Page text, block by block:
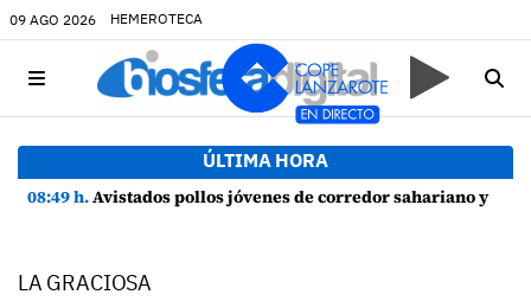
09 AGO 2026 HEMEROTECA
ÚLTIMA HORA
08:49 h.Avistados pollos jóvenes de corredor sahariano y episodios de cortejo de hubara cerca del rally de Lanzarote
LA GRACIOSA